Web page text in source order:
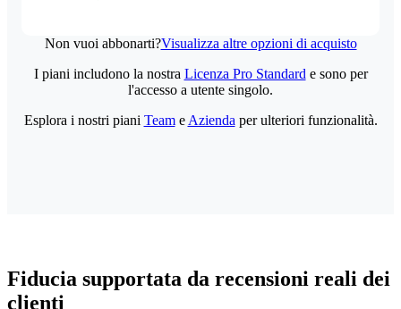
Non vuoi abbonarti?Visualizza altre opzioni di acquisto
I piani includono la nostra Licenza Pro Standard e sono per
l'accesso a utente singolo.
Esplora i nostri piani Teame Azienda per ulteriori funzionalità.
Fiducia supportata da recensioni reali dei
clienti